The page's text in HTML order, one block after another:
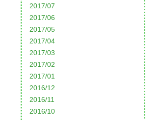
2017/07
2017/06
2017/05
2017/04
2017/03
2017/02
2017/01
2016/12
2016/11
2016/10